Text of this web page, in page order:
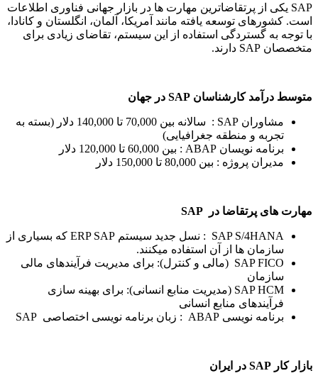
SAP یکی از پرتقاضاترین مهارت ها در بازار جهانی فناوری اطلاعات
است. کشورهای توسعه یافته مانند آمریکا، آلمان، انگلستان و کانادا،
با توجه به گستردگی استفاده از این سیستم، تقاضای زیادی برای
متخصصان SAP دارند.
متوسط درآمد کارشناسان در جهان
مشاوران SAP : سالانه بین 70,000 تا 140,000 دلار (بسته به
تجربه و منطقه جغرافیایی)
برنامه نویسان ABAP : بین 60,000 تا 120,000 دلار
مدیران پروژه : بین 80,000 تا 150,000 دلار
مهارت های پرتقاضا در SAP
SAP S/4HANA : نسل جدید سیستم ERP SAP که بسیاری از
سازمان ها از آن استفاده میکنند.
SAP FICO (مالی و کنترل): برای مدیریت فرآیندهای مالی
سازمان
SAP HCM (مدیریت منابع انسانی): برای بهینه سازی
فرآیندهای منابع انسانی
برنامه نویسی ABAP : زبان برنامه نویسی اختصاصی SAP
بازار کار در ایران